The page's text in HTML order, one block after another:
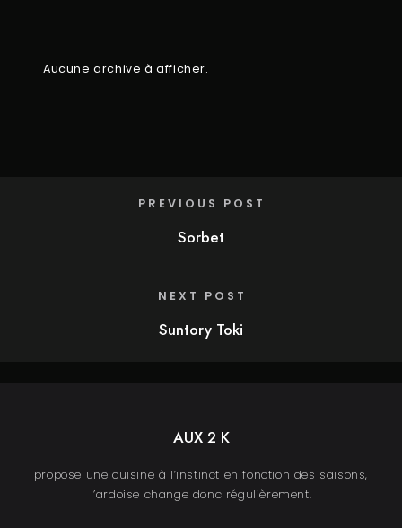
Aucune archive à afficher.
PREVIOUS POST
Sorbet
NEXT POST
Suntory Toki
AUX 2 K
propose une cuisine à l’instinct en fonction des saisons,
l’ardoise change donc régulièrement.